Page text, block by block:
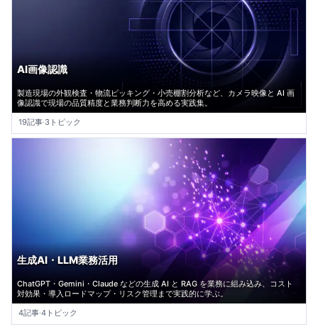
AI画像認識
製造現場の外観検査・物流ピッキング・小売棚割分析など、カメラ映像と AI 画
像認識で現場の品質精度と業務判断力を高める実践集。
19記事·3トピック
生成AI・LLM業務活用
ChatGPT・Gemini・Claude などの生成 AI と RAG を業務に組み込み、コスト
対効果・導入ロードマップ・リスク管理まで実践的に学ぶ。
4記事·4トピック